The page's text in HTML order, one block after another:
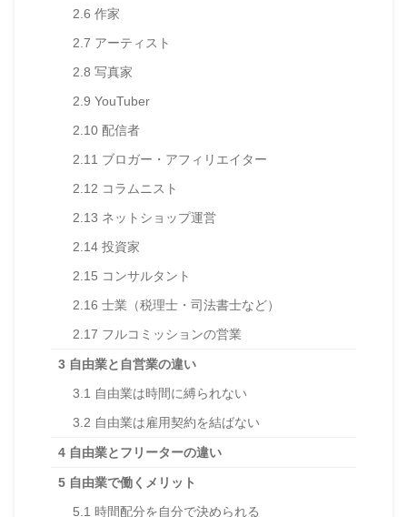
2.6 作家
2.7 アーティスト
2.8 写真家
2.9 YouTuber
2.10 配信者
2.11 ブロガー・アフィリエイター
2.12 コラムニスト
2.13 ネットショップ運営
2.14 投資家
2.15 コンサルタント
2.16 士業（税理士・司法書士など）
2.17 フルコミッションの営業
3 自由業と自営業の違い
3.1 自由業は時間に縛られない
3.2 自由業は雇用契約を結ばない
4 自由業とフリーターの違い
5 自由業で働くメリット
5.1 時間配分を自分で決められる